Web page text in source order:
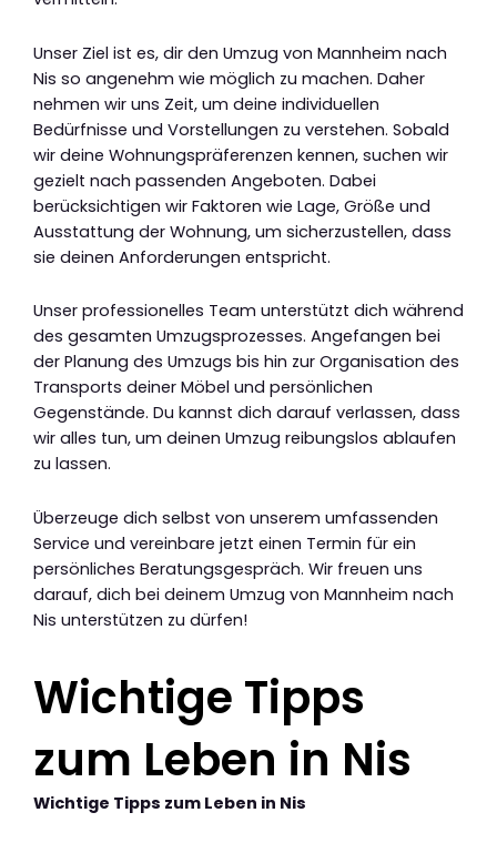
Unser Ziel ist es, dir den Umzug von Mannheim nach
Nis so angenehm wie möglich zu machen. Daher
nehmen wir uns Zeit, um deine individuellen
Bedürfnisse und Vorstellungen zu verstehen. Sobald
wir deine Wohnungspräferenzen kennen, suchen wir
gezielt nach passenden Angeboten. Dabei
berücksichtigen wir Faktoren wie Lage, Größe und
Ausstattung der Wohnung, um sicherzustellen, dass
sie deinen Anforderungen entspricht.
Unser professionelles Team unterstützt dich während
des gesamten Umzugsprozesses. Angefangen bei
der Planung des Umzugs bis hin zur Organisation des
Transports deiner Möbel und persönlichen
Gegenstände. Du kannst dich darauf verlassen, dass
wir alles tun, um deinen Umzug reibungslos ablaufen
zu lassen.
Überzeuge dich selbst von unserem umfassenden
Service und vereinbare jetzt einen Termin für ein
persönliches Beratungsgespräch. Wir freuen uns
darauf, dich bei deinem Umzug von Mannheim nach
Nis unterstützen zu dürfen!
Wichtige Tipps
zum Leben in Nis
Wichtige Tipps zum Leben in Nis